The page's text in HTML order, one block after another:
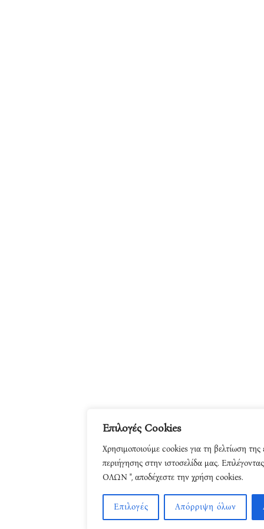
Επιλογές Cookies
Χρησιμοποιούμε cookies για τη βελτίωση της
περιήγησης στην ιστοσελίδα μας.
ΟΛΩΝ ", αποδέχεστε την χρήση cookies.
Επιλογές Απόρριψη όλων